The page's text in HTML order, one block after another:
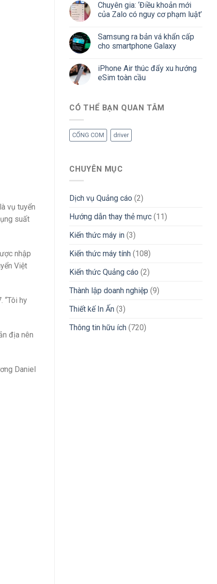
vụ tuyển
suất
nhập
Việt
“Tôi hy
địa nên
Daniel
Chuyên gia: ‘Điều khoản mới
của Zalo có nguy cơ phạm luật’
Samsung ra bản vá khẩn cấp
cho smartphone Galaxy
iPhone Air thúc đẩy xu hướng
eSim toàn cầu
CÓ THỂ BẠN QUAN TÂM
CỔNG COM driver
CHUYÊN MỤC
Dịch vụ Quảng cáo (2)
Hướng dẫn thay thẻ mực (11)
Kiến thức máy in (3)
Kiến thức máy tính (108)
Kiến thức Quảng cáo (2)
Thành lập doanh nghiệp (9)
Thiết kế In Ấn (3)
Thông tin hữu ích (720)